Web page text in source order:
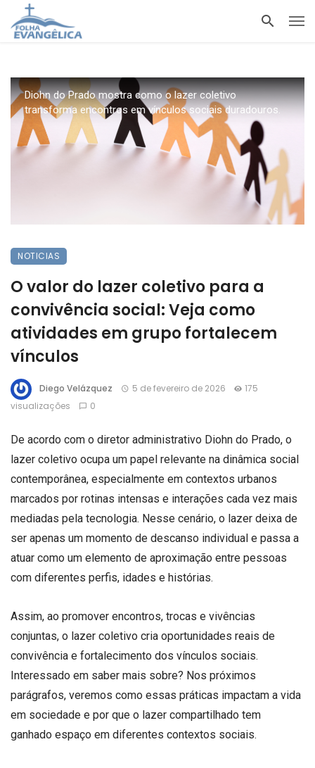
Diohn do Prado mostra como o lazer coletivo
transforma encontros em vínculos sociais duradouros.
NOTICIAS
O valor do lazer coletivo para a
convivência social: Veja como
atividades em grupo fortalecem
vínculos
Diego Velázquez 5 de fevereiro de 2026
175
visualizações
0
De acordo com o diretor administrativo Diohn do Prado, o
lazer coletivo ocupa um papel relevante na dinâmica social
contemporânea, especialmente em contextos urbanos
marcados por rotinas intensas e interações cada vez mais
mediadas pela tecnologia. Nesse cenário, o lazer deixa de
ser apenas um momento de descanso individual e passa a
atuar como um elemento de aproximação entre pessoas
com diferentes perfis, idades e histórias.
Assim, ao promover encontros, trocas e vivências
conjuntas, o lazer coletivo cria oportunidades reais de
convivência e fortalecimento dos vínculos sociais.
Interessado em saber mais sobre? Nos próximos
parágrafos, veremos como essas práticas impactam a vida
em sociedade e por que o lazer compartilhado tem
ganhado espaço em diferentes contextos sociais.